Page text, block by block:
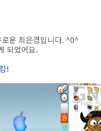
운 최은경입니다. ^0^
되었어요.
!